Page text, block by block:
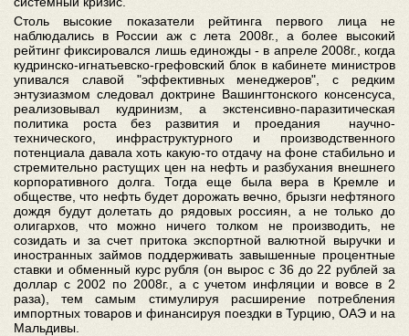
Столь высокие показатели рейтинга первого лица не
наблюдались в России аж с лета 2008г., а более высокий
рейтинг фиксировался лишь единожды - в апреле 2008г., когда
кудринско-игнатьевско-грефовский блок в кабинете министров
упивался славой "эффективных менеджеров", с редким
энтузиазмом следовал доктрине Вашингтонского консенсуса,
реализовывал кудринизм, а экстенсивно-паразитическая
политика роста без развития и проедания научно-
технического, инфраструктурного и производственного
потенциала давала хоть какую-то отдачу на фоне стабильно и
стремительно растущих цен на нефть и разбухания внешнего
корпоративного долга. Тогда еще была вера в Кремле и
обществе, что нефть будет дорожать вечно, брызги нефтяного
дождя будут долетать до рядовых россиян, а не только до
олигархов, что можно ничего толком не производить, не
созидать и за счет притока экспортной валютной выручки и
иностранных займов поддерживать завышенные процентные
ставки и обменный курс рубля (он вырос с 36 до 22 рублей за
доллар с 2002 по 2008г., а с учетом инфляции и вовсе в 2
раза), тем самым стимулируя расширение потребления
импортных товаров и финансируя поездки в Турцию, ОАЭ и на
Мальдивы.